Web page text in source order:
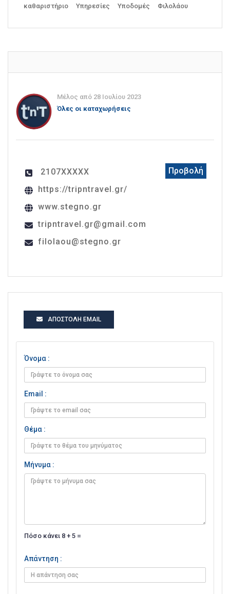
καθαριστήριο
Υπηρεσίες Υποδομές Φιλολάου
Μέλος από 28 Ιουλίου 2023
Όλες οι καταχωρήσεις
2107XXXXX
Προβολή
https://tripntravel.gr/
www.stegno.gr
tripntravel.gr@gmail.com
filolaou@stegno.gr
ΑΠΟΣΤΟΛΉ EMAIL
Όνομα :
Email :
Θέμα :
Μήνυμα :
Πόσο κάνει 8 + 5 =
Απάντηση :